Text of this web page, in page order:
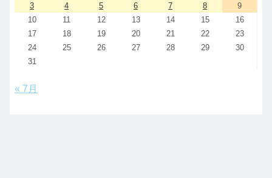
3
4 5 6 7 8
9
10
11 12 13 14 15
16
17
18 19 20 21 22
23
24
25 26 27 28 29
30
31
« 7月